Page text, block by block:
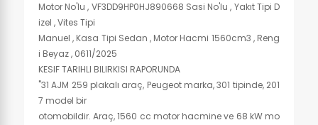
Motor No'lu , VF3DD9HP0HJ890668 Sasi No'lu , Yakıt Tipi D
izel , Vites Tipi
Manuel , Kasa Tipi Sedan , Motor Hacmi 1560cm3 , Reng
i Beyaz , 0611/2025
KESIF TARIHLI BILIRKISI RAPORUNDA
"31 AJM 259 plakalı araç, Peugeot marka, 301 tipinde, 201
7 model bir
otomobildir. Araç, 1560 cc motor hacmine ve 68 kW mo